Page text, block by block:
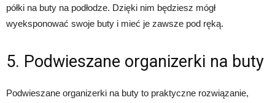
półki na buty na podłodze. Dzięki nim będziesz mógł
wyeksponować swoje buty i mieć je zawsze pod ręką.
5. Podwieszane organizerki na buty
Podwieszane organizerki na buty to praktyczne rozwiązanie,